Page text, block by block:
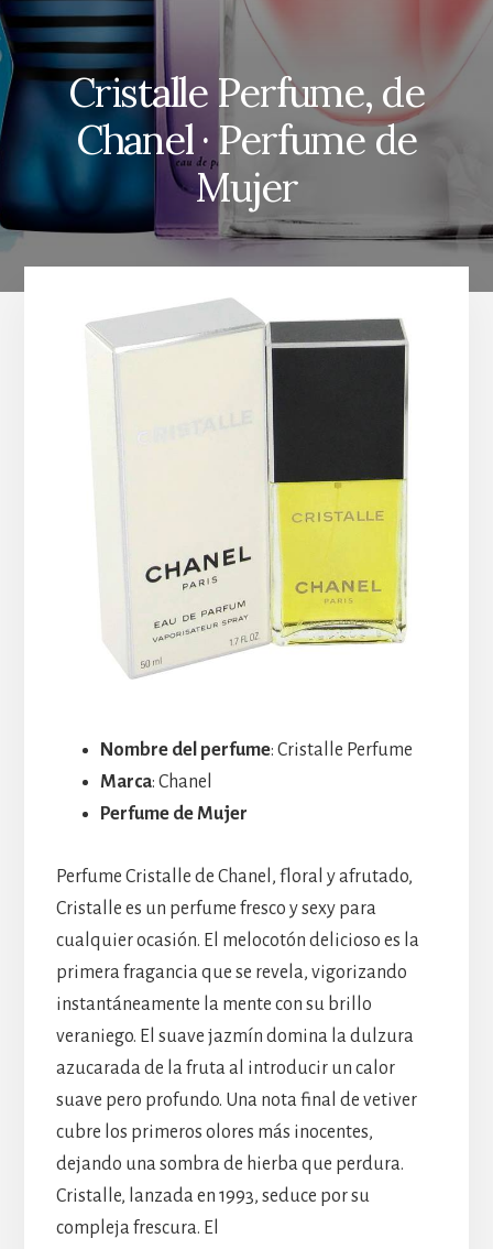
Cristalle Perfume, de
Chanel · Perfume de
Mujer
Nombre del perfume: Cristalle Perfume
Marca: Chanel
Perfume de Mujer
Perfume Cristalle de Chanel, floral y afrutado,
Cristalle es un perfume fresco y sexy para
cualquier ocasión. El melocotón delicioso es la
primera fragancia que se revela, vigorizando
instantáneamente la mente con su brillo
veraniego. El suave jazmín domina la dulzura
azucarada de la fruta al introducir un calor
suave pero profundo. Una nota final de vetiver
cubre los primeros olores más inocentes,
dejando una sombra de hierba que perdura.
Cristalle, lanzada en 1993, seduce por su
compleja frescura. El